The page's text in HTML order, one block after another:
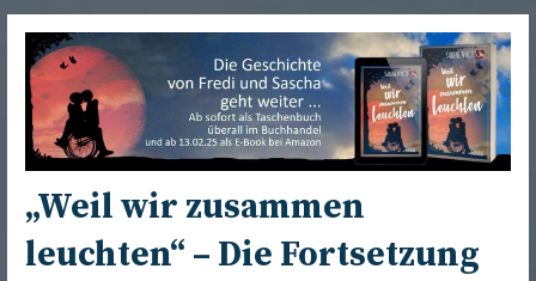
„Weil wir zusammen
leuchten“ – Die Fortsetzung